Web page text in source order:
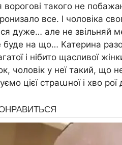
такого не
все. І чоловіка
дуже… але не звільняй
буде на що… Катерина
і нібито щасливої
чоловік у неї такий, що
цієї страաної і хво рої